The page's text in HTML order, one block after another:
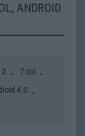
ANDROID
2 , 7 col ,
4.0 ,